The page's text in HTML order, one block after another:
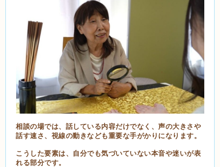
相談の場では、話している内容だけでなく、声の大きさや
話す速さ、視線の動きなども重要な手がかりになります。
こうした要素は、自分でも気づいていない本音や迷いが表
れる部分です。